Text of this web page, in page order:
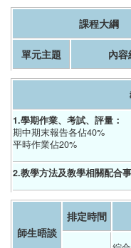
課程大綱
單元主題
內容
1.學期作業、考試、評量：
期中期末報告各佔40%
平時作業佔20%
2.教學方法及教學相關配合
師生晤談
排定時間